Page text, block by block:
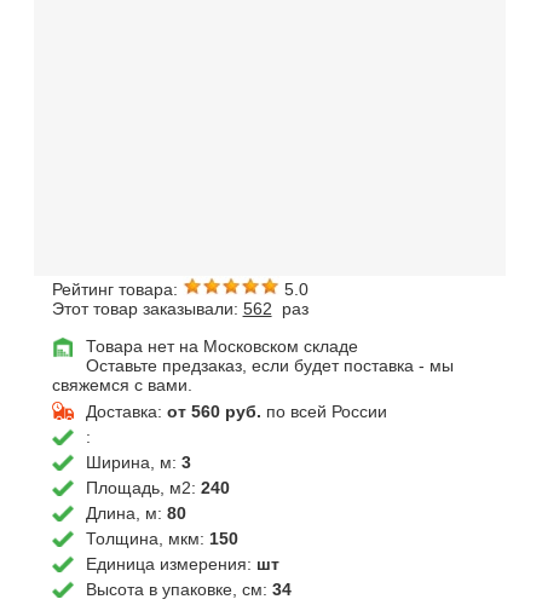
Рейтинг товара:
5.0
Этот товар заказывали: 562 раз
Товара нет на Московском складе
Оставьте предзаказ, если будет поставка - мы
свяжемся с вами.
Доставка: от 560 руб. по всей России
:
Ширина, м: 3
Площадь, м2: 240
Длина, м: 80
Толщина, мкм: 150
Единица измерения: шт
Высота в упаковке, см: 34